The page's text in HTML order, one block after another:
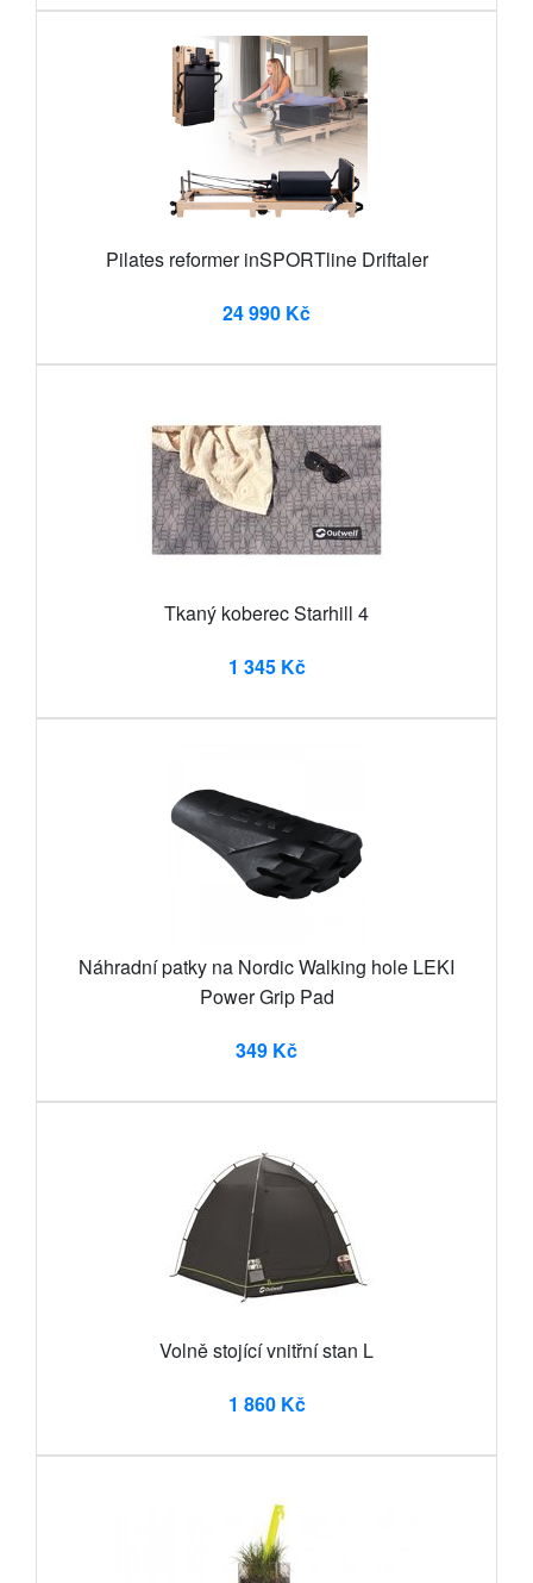
Pilates reformer inSPORTline Driftaler
24 990 Kč
Tkaný koberec Starhill 4
1 345 Kč
Náhradní patky na Nordic Walking hole LEKI
Power Grip Pad
349 Kč
Volně stojící vnitřní stan L
1 860 Kč